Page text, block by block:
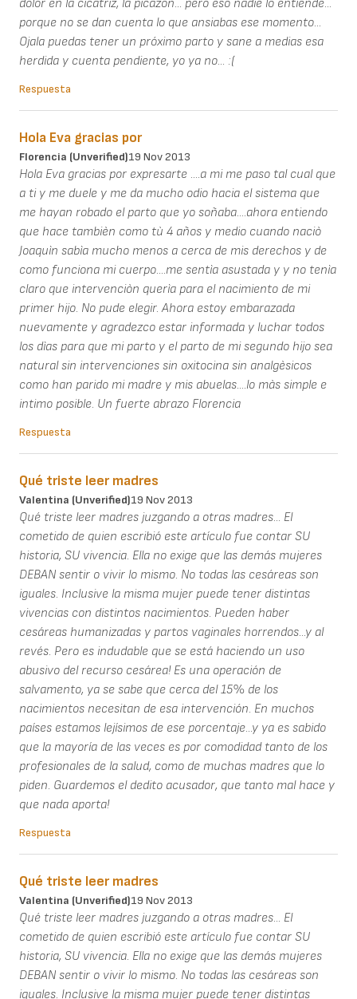
dolor en la cicatriz, la picazon... pero eso nadie lo entiende...
porque no se dan cuenta lo que ansiabas ese momento...
Ojala puedas tener un próximo parto y sane a medias esa
herdida y cuenta pendiente, yo ya no... :(
Respuesta
Hola Eva gracias por
Florencia (unverified)19 Nov 2013
Hola Eva gracias por expresarte ....a mi me paso tal cual que
a ti y me duele y me da mucho odio hacia el sistema que
me hayan robado el parto que yo soñaba....ahora entiendo
que hace tambièn como tù 4 años y medio cuando naciò
Joaquìn sabìa mucho menos a cerca de mis derechos y de
como funciona mi cuerpo....me sentìa asustada y y no tenìa
claro que intervenciòn querìa para el nacimiento de mi
primer hijo. No pude elegir. Ahora estoy embarazada
nuevamente y agradezco estar informada y luchar todos
los dìas para que mi parto y el parto de mi segundo hijo sea
natural sin intervenciones sin oxitocina sin analgèsicos
como han parido mi madre y mis abuelas....lo màs simple e
intimo posible. Un fuerte abrazo Florencia
Respuesta
Qué triste leer madres
Valentina (unverified)19 Nov 2013
Qué triste leer madres juzgando a otras madres... El
cometido de quien escribió este artículo fue contar SU
historia, SU vivencia. Ella no exige que las demás mujeres
DEBAN sentir o vivir lo mismo. No todas las cesáreas son
iguales. Inclusive la misma mujer puede tener distintas
vivencias con distintos nacimientos. Pueden haber
cesáreas humanizadas y partos vaginales horrendos...y al
revés. Pero es indudable que se está haciendo un uso
abusivo del recurso cesárea! Es una operación de
salvamento, ya se sabe que cerca del 15% de los
nacimientos necesitan de esa intervención. En muchos
países estamos lejísimos de ese porcentaje...y ya es sabido
que la mayoría de las veces es por comodidad tanto de los
profesionales de la salud, como de muchas madres que lo
piden. Guardemos el dedito acusador, que tanto mal hace y
que nada aporta!
Respuesta
Qué triste leer madres
Valentina (unverified)19 Nov 2013
Qué triste leer madres juzgando a otras madres... El
cometido de quien escribió este artículo fue contar SU
historia, SU vivencia. Ella no exige que las demás mujeres
DEBAN sentir o vivir lo mismo. No todas las cesáreas son
iguales. Inclusive la misma mujer puede tener distintas